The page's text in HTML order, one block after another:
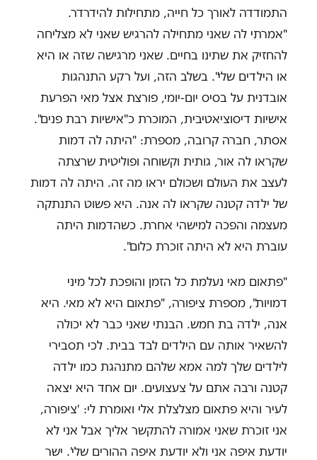
התמודדה לאורך כל חייה, מתחילות להידרדר.
"אמרתי לה שאני מתחילה להרגיש שאני לא מצליחה
להחזיק את שתינו בחיים. שאני מרגישה שזה או היא
או הילדים שלי". בשלב הזה, ועל רקע התנהגות
אובדנית על בסיס יום-יומי, פורצת אצל מאי הפרעת
אישיות דיסוציאטיבית, המוכרת כ"אישיות רבת פנים".
אסתר, חברה קרובה, מספרת: "היתה לה דמות
שקראו לה אור, גותית וקשוחה ופוליטית שרצתה
לעצב את העולם ושכולם יראו מה זה. היתה לה דמות
של ילדה קטנה שקראו לה אנה. היא פשוט התנתקה
מעצמה והפכה למישהי אחרת. כשהדמות היתה
עוברת היא לא היתה זוכרת כלום".
"פתאום מאי נעלמת כל הזמן והופכת לכל מיני
דמויות", מספרת ציפורה, "פתאום היא לא מאי. היא
אנה, ילדה בת חמש. הבנתי שאני כבר לא יכולה
להשאיר אותה עם הילדים לבד בבית. לכי תסבירי
לילדים שלך למה אמא שלהם מתנהגת כמו ילדה
קטנה ורבה אתם על צעצועים. יום אחד היא יצאה
לעיר והיא פתאום מצלצלת אלי ואומרת לי: 'ציפורה,
אני זוכרת שאני אמורה להתקשר אליך אבל אני לא
יודעת איפה אני ולא יודעת איפה ההורים שלי'. ישר